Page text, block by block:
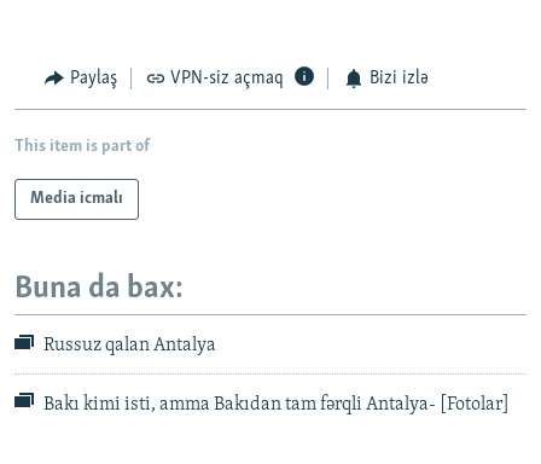
Paylaş VPN-siz açmaq Bizi izlə
This item is part of
Media icmalı
Buna da bax:
Russuz qalan Antalya
Bakı kimi isti, amma Bakıdan tam fərqli Antalya- [Fotolar]